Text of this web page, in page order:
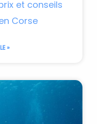
et conseils
Corse
»